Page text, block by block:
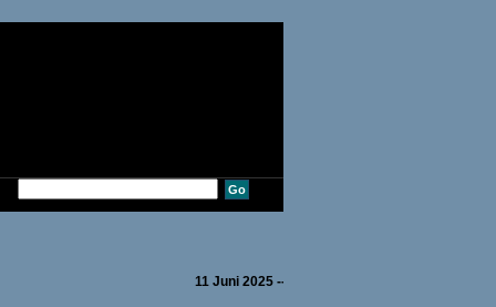
11 Juni 2025 ---Sdr. MULYADI dari DEPOK---